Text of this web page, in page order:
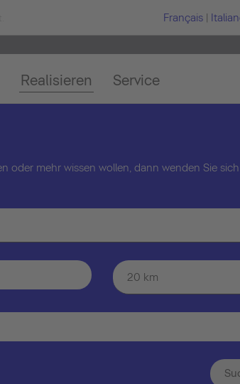
Français |
Realisieren Service
oder mehr wissen wollen, dann wenden Sie
20 km